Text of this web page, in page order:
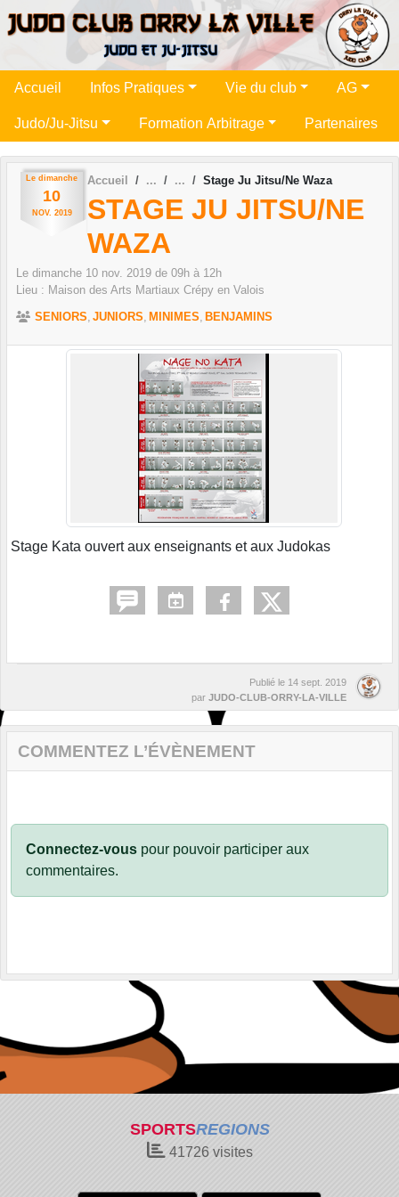
Accueil Infos Pratiques Vie du club AG
Judo/Ju-Jitsu Formation Arbitrage Partenaires
Le dimanche
10
NOV. 2019
Accueil Stage Ju Jitsu/Ne Waza
STAGE JU JITSU/NE
WAZA
Le dimanche 10 nov. 2019 de 09h à 12h
Lieu : Maison des Arts Martiaux Crépy en Valois
SENIORS JUNIORS MINIMES BENJAMINS
Stage Kata ouvert aux enseignants et aux Judokas
Publié le 14 sept. 2019
par JUDO-CLUB-ORRY-LA-VILLE
COMMENTEZ L’ÉVÈNEMENT
Connectez-vous pour pouvoir participer aux
commentaires.
SPORTSREGIONS
41726visites
Panneau de gestion des cookies